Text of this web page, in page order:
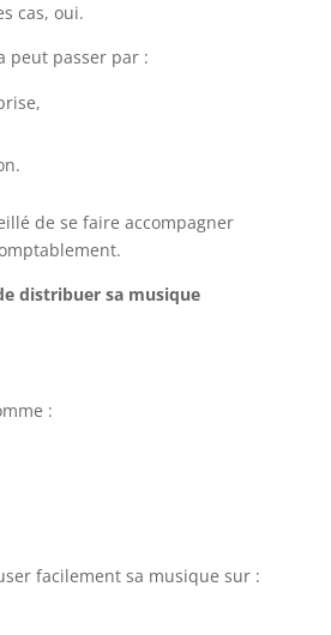
cas, oui.
peut passer par :
de se faire accompagner
distribuer sa musique
:
facilement sa musique sur :